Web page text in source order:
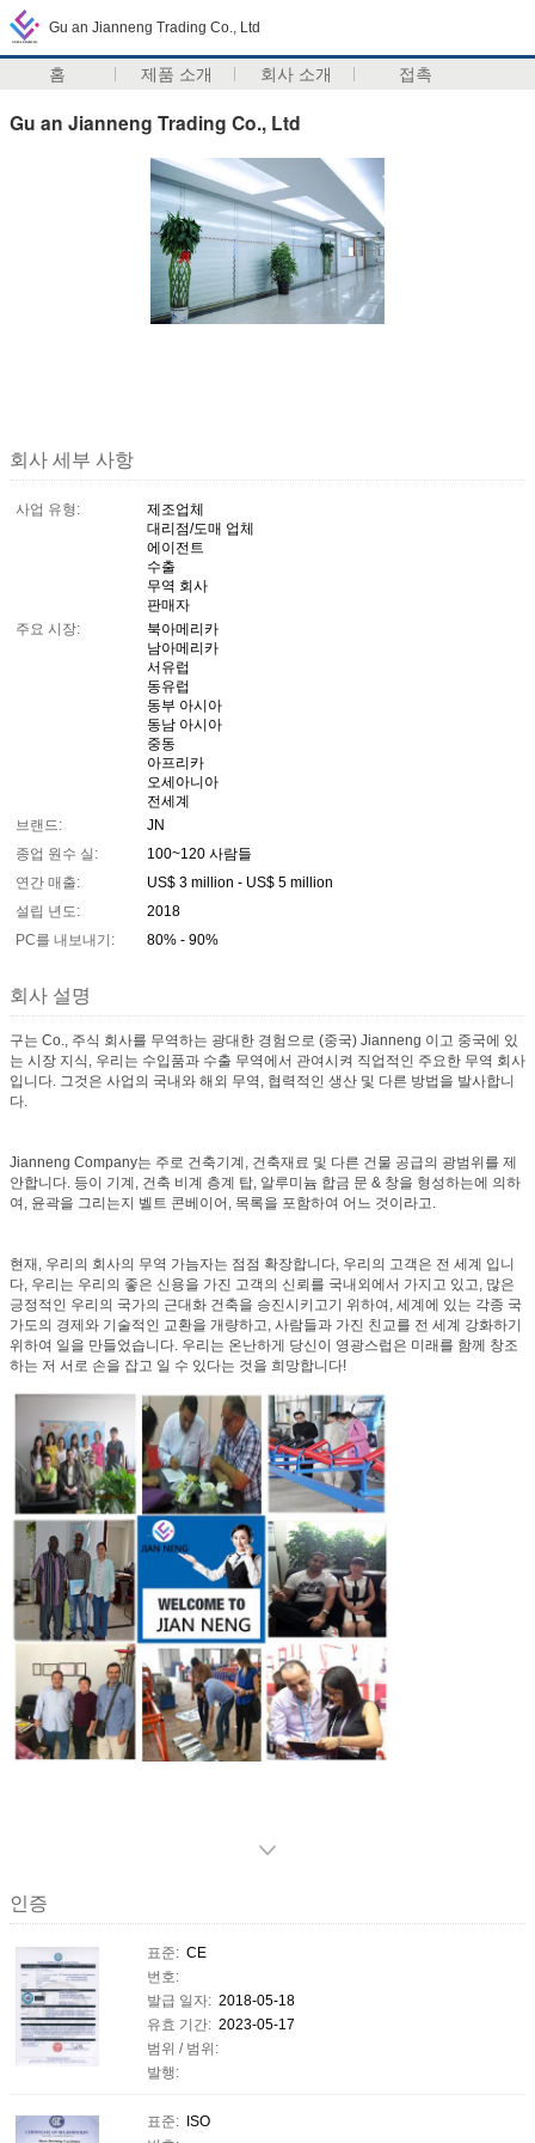
Gu an Jianneng Trading Co., Ltd
홈 제품 소개 회사 소개 접촉
Gu an Jianneng Trading Co., Ltd
회사 세부 사항
사업 유형:
제조업체
대리점/도매 업체
에이전트
수출
무역 회사
판매자
주요 시장:
북아메리카
남아메리카
서유럽
동유럽
동부 아시아
동남 아시아
중동
아프리카
오세아니아
전세계
브랜드:
JN
종업 원수 실:
100~120 사람들
연간 매출:
US$ 3 million - US$ 5 million
설립 년도:
2018
PC를 내보내기:
80% - 90%
회사 설명
구는 Co., 주식 회사를 무역하는 광대한 경험으로 (중국) Jianneng 이고 중국에 있
는 시장 지식, 우리는 수입품과 수출 무역에서 관여시켜 직업적인 주요한 무역 회사
입니다. 그것은 사업의 국내와 해외 무역, 협력적인 생산 및 다른 방법을 발사합니
다.
Jianneng Company는 주로 건축기계, 건축재료 및 다른 건물 공급의 광범위를 제
안합니다. 등이 기계, 건축 비계 층계 탑, 알루미늄 합금 문 & 창을 형성하는에 의하
여, 윤곽을 그리는지 벨트 콘베이어, 목록을 포함하여 어느 것이라고.
현재, 우리의 회사의 무역 가늠자는 점점 확장합니다, 우리의 고객은 전 세계 입니
다, 우리는 우리의 좋은 신용을 가진 고객의 신뢰를 국내외에서 가지고 있고, 많은
긍정적인 우리의 국가의 근대화 건축을 승진시키고기 위하여, 세계에 있는 각종 국
가도의 경제와 기술적인 교환을 개량하고, 사람들과 가진 친교를 전 세계 강화하기
위하여 일을 만들었습니다. 우리는 온난하게 당신이 영광스럽은 미래를 함께 창조
하는 저 서로 손을 잡고 일 수 있다는 것을 희망합니다!
인증
표준: CE
번호:
발급 일자: 2018-05-18
유효 기간: 2023-05-17
범위 / 범위:
발행:
표준:
ISO